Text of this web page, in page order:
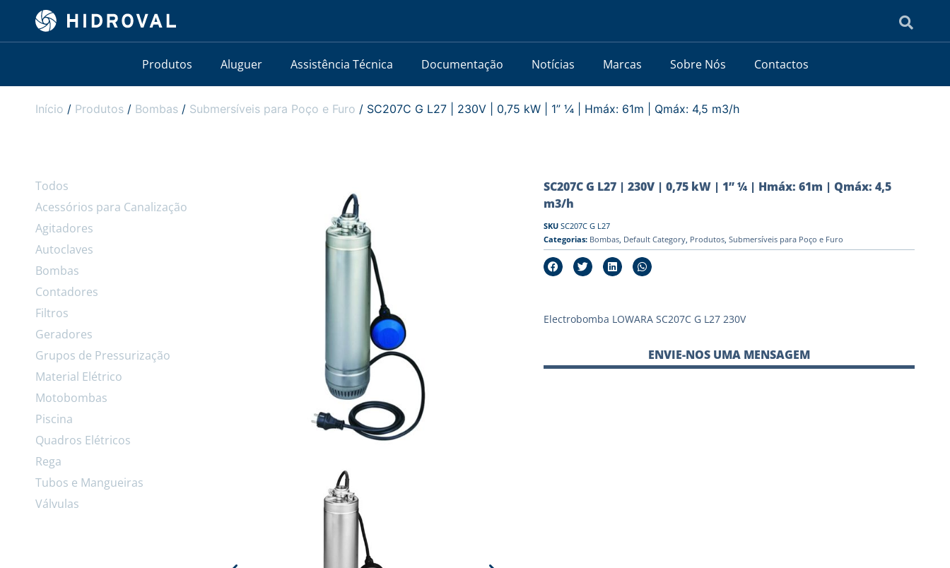
Produtos Aluguer Assistência Técnica Documentação Notícias Marcas Sobre Nós Contactos
Início / Produtos / Bombas / Submersíveis para Poço e Furo / SC207C G L27 | 230V | 0,75 kW | 1” ¼ | Hmáx: 61m | Qmáx: 4,5 m3/h
Todos
Acessórios para Canalização
Agitadores
Autoclaves
Bombas
Contadores
Filtros
Geradores
Grupos de Pressurização
Material Elétrico
Motobombas
Piscina
Quadros Elétricos
Rega
Tubos e Mangueiras
Válvulas
SC207C G L27 | 230V | 0,75 kW | 1” ¼ | Hmáx: 61m | Qmáx: 4,5
m3/h
SKU SC207C G L27
Categorias: Bombas, Default Category, Produtos, Submersíveis para Poço e Furo
Electrobomba LOWARA SC207C G L27 230V
ENVIE-NOS UMA MENSAGEM